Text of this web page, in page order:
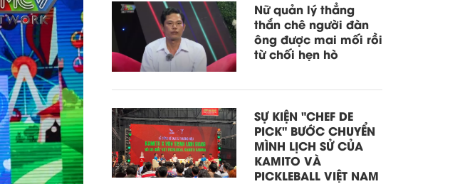
Nữ quản lý thẳng
thắn chê người đàn
ông được mai mối rồi
từ chối hẹn hò
SỰ KIỆN "CHEF DE
PICK" BƯỚC CHUYỂN
MÌNH LỊCH SỬ CỦA
KAMITO VÀ
PICKLEBALL VIỆT NAM